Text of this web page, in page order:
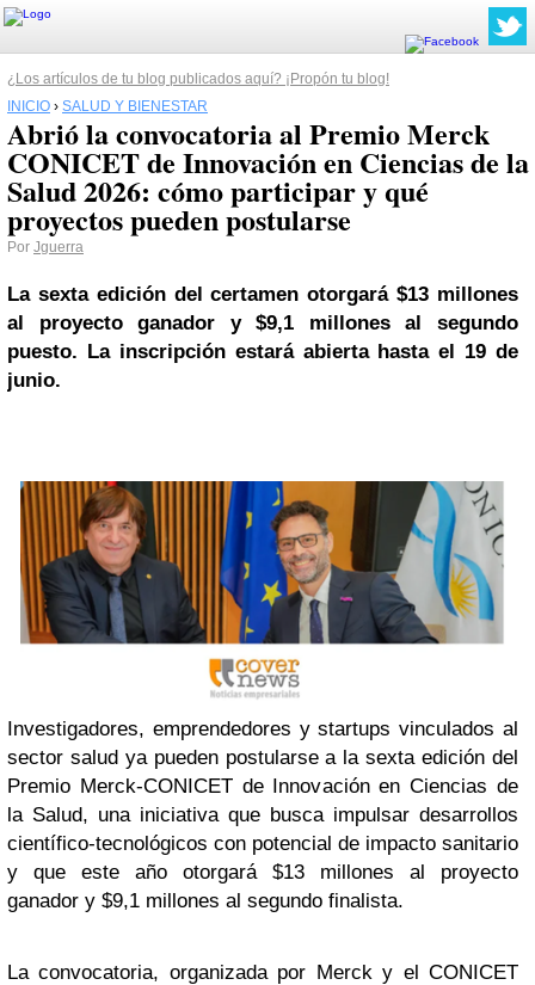
¿Los artículos de tu blog publicados aquí? ¡Propón tu blog!
INICIO › SALUD Y BIENESTAR
Abrió la convocatoria al Premio Merck
CONICET de Innovación en Ciencias de la
Salud 2026: cómo participar y qué
proyectos pueden postularse
Por Jguerra
La sexta edición del certamen otorgará $13 millones
al proyecto ganador y $9,1 millones al segundo
puesto. La inscripción estará abierta hasta el 19 de
junio.
Investigadores, emprendedores y startups vinculados al
sector salud ya pueden postularse a la sexta edición del
Premio Merck-CONICET de Innovación en Ciencias de
la Salud, una iniciativa que busca impulsar desarrollos
científico-tecnológicos con potencial de impacto sanitario
y que este año otorgará $13 millones al proyecto
ganador y $9,1 millones al segundo finalista.
La convocatoria, organizada por Merck y el CONICET